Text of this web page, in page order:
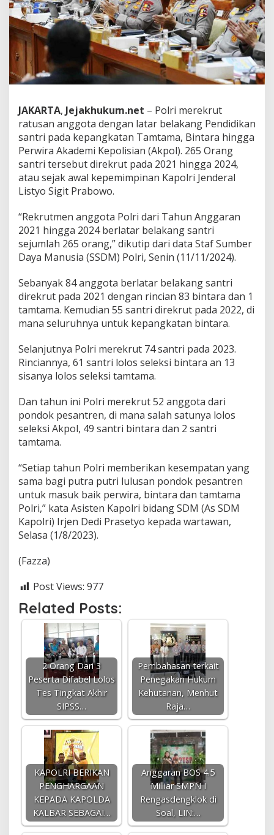
o
t
a
L
a
t
a
r
e
l
a
k
a
n
g
S
a
t
r
i
p
a
a
2
0
2
1
2
2
4
JAKARTA, Jejakhukum.net – Polri merekrut
ratusan anggota dengan latar belakang Pendidikan
santri pada kepangkatan Tamtama, Bintara hingga
Perwira Akademi Kepolisian (Akpol). 265 Orang
santri tersebut direkrut pada 2021 hingga 2024,
atau sejak awal kepemimpinan Kapolri Jenderal
Listyo Sigit Prabowo.
“Rekrutmen anggota Polri dari Tahun Anggaran
2021 hingga 2024 berlatar belakang santri
sejumlah 265 orang,” dikutip dari data Staf Sumber
Daya Manusia (SSDM) Polri, Senin (11/11/2024).
Sebanyak 84 anggota berlatar belakang santri
direkrut pada 2021 dengan rincian 83 bintara dan 1
tamtama. Kemudian 55 santri direkrut pada 2022, di
mana seluruhnya untuk kepangkatan bintara.
Selanjutnya Polri merekrut 74 santri pada 2023.
Rinciannya, 61 santri lolos seleksi bintara an 13
sisanya lolos seleksi tamtama.
Dan tahun ini Polri merekrut 52 anggota dari
pondok pesantren, di mana salah satunya lolos
seleksi Akpol, 49 santri bintara dan 2 santri
tamtama.
“Setiap tahun Polri memberikan kesempatan yang
sama bagi putra putri lulusan pondok pesantren
untuk masuk baik perwira, bintara dan tamtama
Polri,” kata Asisten Kapolri bidang SDM (As SDM
Kapolri) Irjen Dedi Prasetyo kepada wartawan,
Selasa (1/8/2023).
(Fazza)
Post Views: 977
Related Posts:
2 Orang Dari 3
Peserta Difabel Lolos
Tes Tingkat Akhir
SIPSS…
Pembahasan terkait
Penegakan Hukum
Kehutanan, Menhut
Raja…
KAPOLRI BERIKAN
PENGHARGAAN
KEPADA KAPOLDA
KALBAR SEBAGAI…
Anggaran BOS 4.5
Milliar SMPN I
Rengasdengklok di
Soal, LIN:…